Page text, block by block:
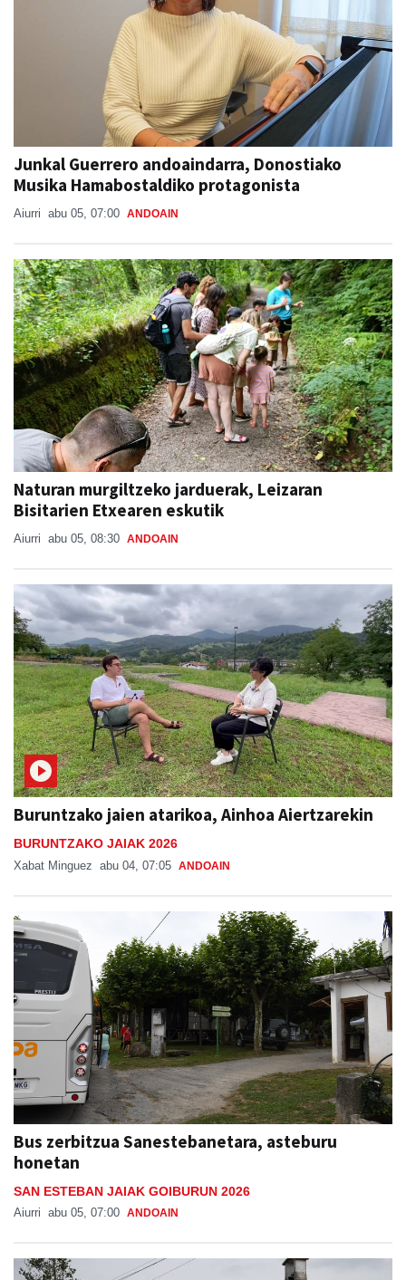
Junkal Guerrero andoaindarra, Donostiako
Musika Hamabostaldiko protagonista
Aiurri abu 05, 07:00 ANDOAIN
Naturan murgiltzeko jarduerak, Leizaran
Bisitarien Etxearen eskutik
Aiurri abu 05, 08:30 ANDOAIN
Buruntzako jaien atarikoa, Ainhoa Aiertzarekin
BURUNTZAKO JAIAK 2026
Xabat Minguez abu 04, 07:05 ANDOAIN
Bus zerbitzua Sanestebanetara, asteburu
honetan
SAN ESTEBAN JAIAK GOIBURUN 2026
Aiurri abu 05, 07:00 ANDOAIN